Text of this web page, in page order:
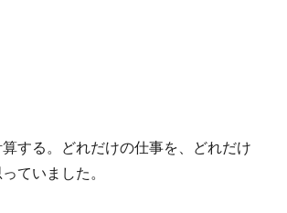
する。どれだけの仕事を、どれだけ
ていました。